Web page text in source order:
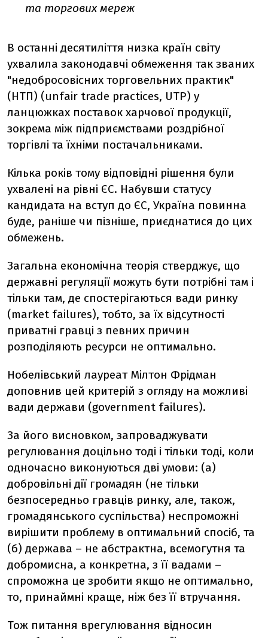
та торгових мереж
В останні десятиліття низка країн світу
ухвалила законодавчі обмеження так званих
"недобросовісних торговельних практик"
(НТП) (unfair trade practices, UTP) у
ланцюжках поставок харчової продукції,
зокрема між підприємствами роздрібної
торгівлі та їхніми постачальниками.
Кілька років тому відповідні рішення були
ухвалені на рівні ЄС. Набувши статусу
кандидата на вступ до ЄС, Україна повинна
буде, раніше чи пізніше, приєднатися до цих
обмежень.
Загальна економічна теорія стверджує, що
державні регуляції можуть бути потрібні там і
тільки там, де спостерігаються вади ринку
(market failures), тобто, за їх відсутності
приватні гравці з певних причин
розподіляють ресурси не оптимально.
Нобелівський лауреат Мілтон Фрідман
доповнив цей критерій з огляду на можливі
вади держави (government failures).
За його висновком, запроваджувати
регулювання доцільно тоді і тільки тоді, коли
одночасно виконуються дві умови: (а)
добровільні дії громадян (не тільки
безпосередньо гравців ринку, але, також,
громадянського суспільства) неспроможні
вирішити проблему в оптимальний спосіб, та
(б) держава – не абстрактна, всемогутня та
добромисна, а конкретна, з її вадами –
спроможна це зробити якщо не оптимально,
то, принаймні краще, ніж без її втручання.
Тож питання врегулювання відносин